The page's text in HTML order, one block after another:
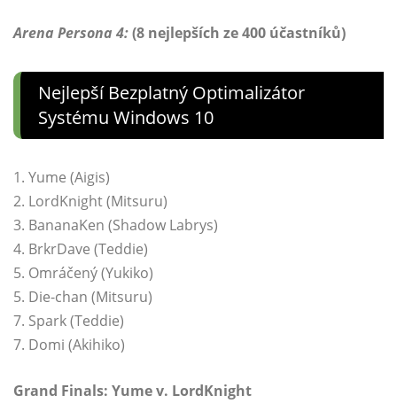
Arena Persona 4:(8 nejlepších ze 400 účastníků)
Nejlepší Bezplatný Optimalizátor
Systému Windows 10
1. Yume (Aigis)
2. LordKnight (Mitsuru)
3. BananaKen (Shadow Labrys)
4. BrkrDave (Teddie)
5. Omráčený (Yukiko)
5. Die-chan (Mitsuru)
7. Spark (Teddie)
7. Domi (Akihiko)
Grand Finals: Yume v. LordKnight